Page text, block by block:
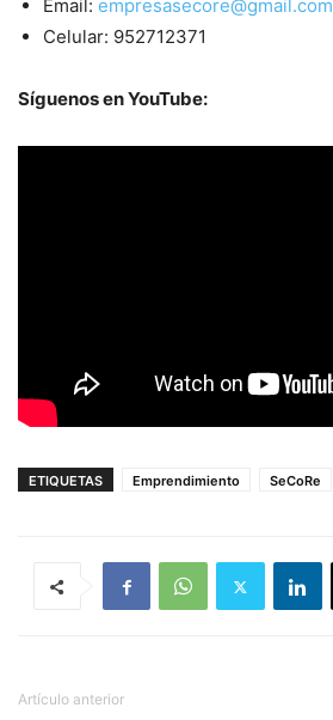
Email: empresasecore@gmail.com
Celular: 952712371
Síguenos en YouTube:
ETIQUETAS Emprendimiento SeCoRe
Artículo anterior